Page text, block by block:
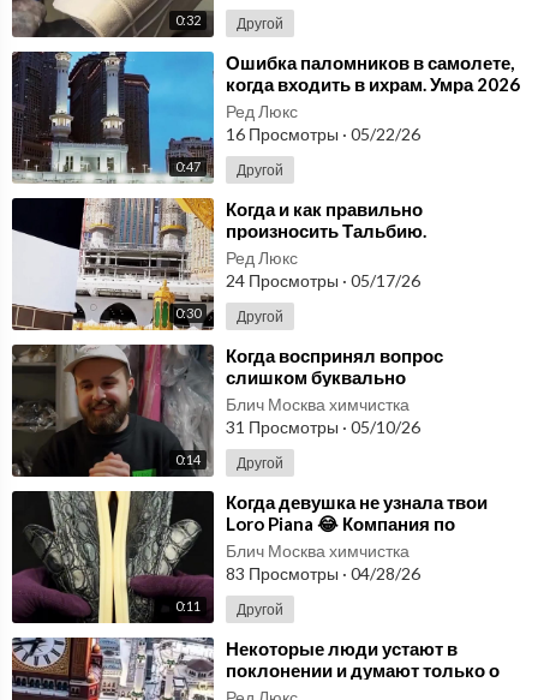
0:32 Другой
0:47
⁣Ошибка паломников в самолете,
когда входить в ихрам. Умра 2026
стоимость тура
Ред Люкс
16 Просмотры · 05/22/26
Другой
0:30
⁣Когда и как правильно
произносить Тальбию.
Ред Люкс
24 Просмотры · 05/17/26
Другой
0:14
⁣Когда воспринял вопрос
слишком буквально
Блич Москва химчистка
31 Просмотры · 05/10/26
Другой
0:11
⁣Когда девушка не узнала твои
Loro Piana 😂 Компания по
ремонту обуви
Блич Москва химчистка
83 Просмотры · 04/28/26
Другой
⁣Некоторые люди устают в
поклонении и думают только о
том, когда всё закончится